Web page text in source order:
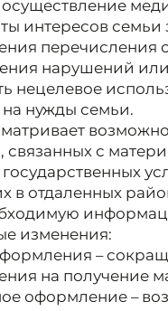
интересов семьи
перечисления
нарушений
нецелевое
нужды семьи.
связанных с
отдаленных
изменения:
–
на получение
оформление –